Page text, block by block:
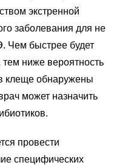
экстренной
заболевания для не
Чем быстрее будет
ниже вероятность
клеще обнаружены
может назначить
провести
специфических